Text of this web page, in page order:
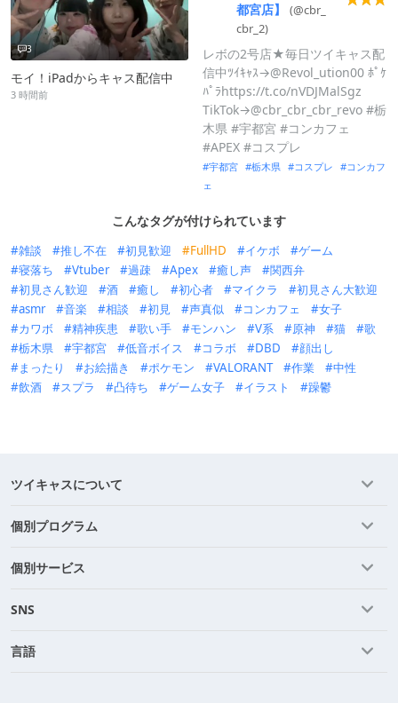
3
モイ！iPadからキャス配信中
3 時間前
都宮店】
(@cbr_
cbr_ 2)
レボの2号店★毎日ツイキャス配
信中ﾂｲｷｬｽ→@Revol_ution00 ﾎﾟｹ
ﾊﾟﾗhttps://t.co/nVDJMalSgz
TikTok→@cbr_cbr_cbr_revo #栃
木県 #宇都宮 #コンカフェ
#APEX #コスプレ
宇都宮 栃木県 コスプレ
コンカフ
ェ
こんなタグが付けられています
雑談 推し不在 初見歓迎 FullHD イケボ
ゲーム
寝落ち
Vtuber 過疎 Apex 癒し声
関西弁
初見さん歓迎
酒 癒し 初心者 マイクラ
初見さん大歓迎
asmr
音楽 相談 初見 声真似 コンカフェ
女子
カワボ
精神疾患 歌い手 モンハン V系 原神 猫
歌
栃木県
宇都宮 低音ボイス コラボ DBD
顔出し
まったり
お絵描き ポケモン VALORANT 作業
中性
飲酒
スプラ 凸待ち ゲーム女子 イラスト 躁鬱
ツイキャスについて
個別プログラム
個別サービス
SNS
言語